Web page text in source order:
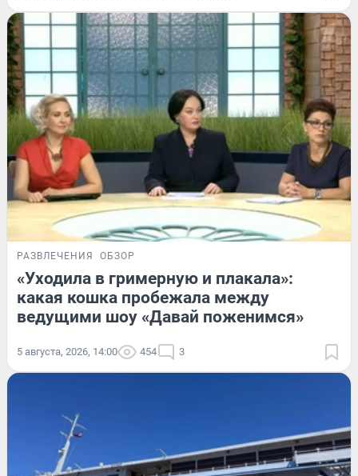
РАЗВЛЕЧЕНИЯ ОБЗОР
«Уходила в гримерную и плакала»:
какая кошка пробежала между
ведущими шоу «Давай поженимся»
5 августа, 2026, 14:00 454 3